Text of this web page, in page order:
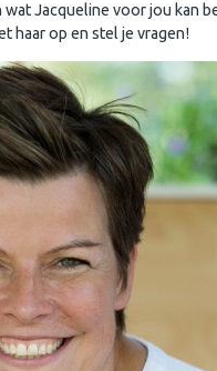
Jacqueline voor jou kan
haar op en stel je vragen!